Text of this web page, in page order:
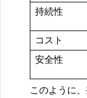
持続性
コスト
安全性
このように